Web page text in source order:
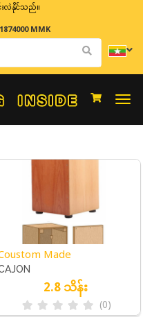
းလဲနိုင်သည်။
MMK
Made
2.8 သိန်း
(0)